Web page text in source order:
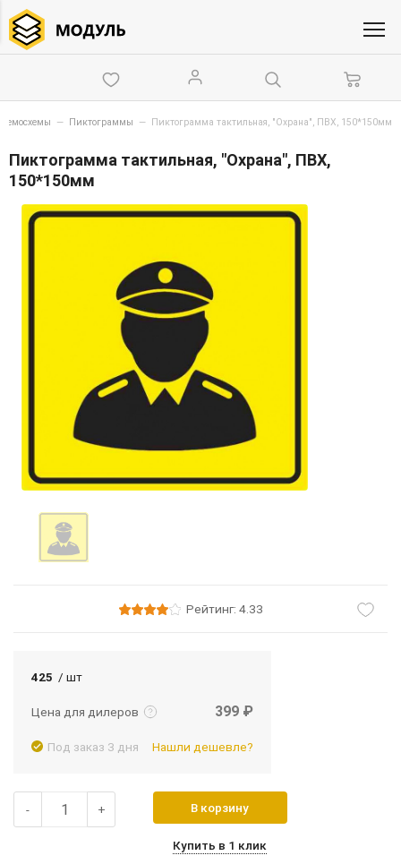
— Пиктограммы — Пиктограмма тактильная, "Охрана", ПВХ, 150*150мм
Пиктограмма тактильная, "Охрана", ПВХ,
150*150мм
Рейтинг: 4.33
425 / шт
Цена для дилеров
Подробнее
399 ₽
Под заказ 3 дня Нашли дешевле?
- + В корзину
Купить в 1 клик